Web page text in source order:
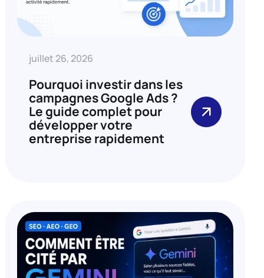
juillet 26, 2026
Pourquoi investir dans les
campagnes Google Ads ?
Le guide complet pour
développer votre
entreprise rapidement